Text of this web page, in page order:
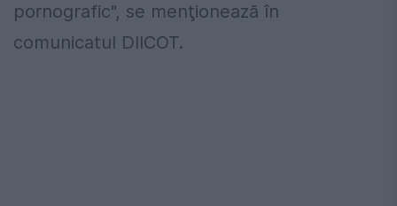
pornografic", se menţionează în
comunicatul DIICOT.